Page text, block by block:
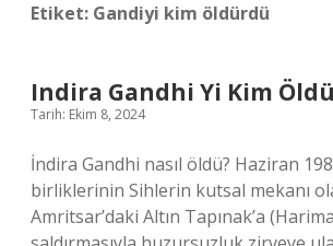
Etiket: Gandiyi kim öldürdü
Indira Gandhi Yi Kim
Tarih: Ekim 8, 2024
İndira Gandhi nasıl öldü? Haziran
birliklerinin Sihlerin kutsal mekanı
Amritsar’daki Altın Tapınak’a